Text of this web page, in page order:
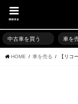
menu
中古車を買う 車を
HOME 車を売る 【リコ